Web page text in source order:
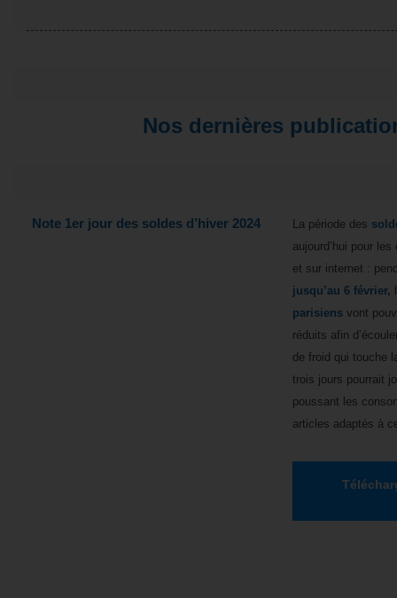
Nos dernières
Note 1er jour des soldes d’hiver 2024 La période des
aujourd’hui pour
et sur internet :
jusqu’au 6 février,
parisiens vont
réduits afin
de froid qui touche
trois jours pourrait
poussant les
articles adaptés à